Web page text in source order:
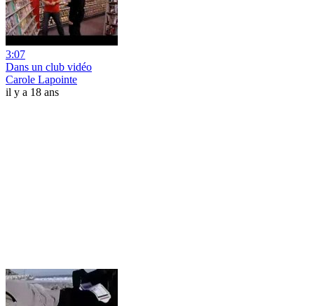
3:07
Dans un club vidéo
Carole Lapointe
il y a 18 ans